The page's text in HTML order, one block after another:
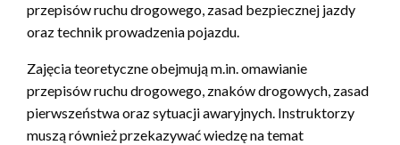
przepisów ruchu drogowego, zasad bezpiecznej jazdy
oraz technik prowadzenia pojazdu.
Zajęcia teoretyczne obejmują m.in. omawianie
przepisów ruchu drogowego, znaków drogowych, zasad
pierwszeństwa oraz sytuacji awaryjnych. Instruktorzy
muszą również przekazywać wiedzę na temat